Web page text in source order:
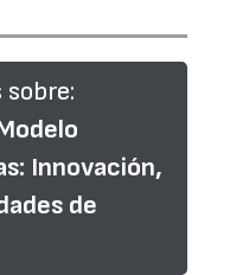
Innovación,
de